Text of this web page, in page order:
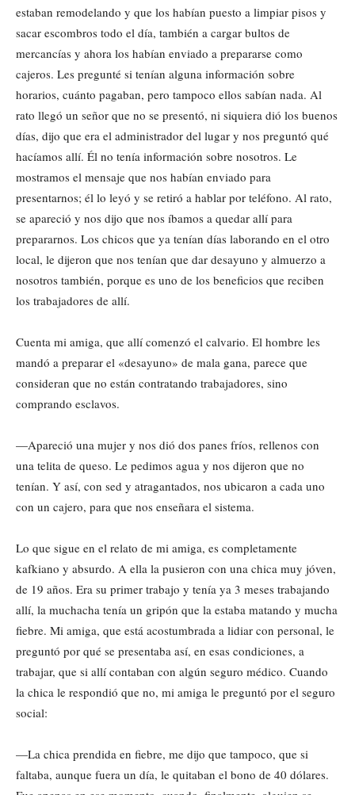
estaban remodelando y que los habían puesto a limpiar pisos y
sacar escombros todo el día, también a cargar bultos de
mercancías y ahora los habían enviado a prepararse como
cajeros. Les pregunté si tenían alguna información sobre
horarios, cuánto pagaban, pero tampoco ellos sabían nada. Al
rato llegó un señor que no se presentó, ni siquiera dió los buenos
días, dijo que era el administrador del lugar y nos preguntó qué
hacíamos allí. Él no tenía información sobre nosotros. Le
mostramos el mensaje que nos habían enviado para
presentarnos; él lo leyó y se retiró a hablar por teléfono. Al rato,
se apareció y nos dijo que nos íbamos a quedar allí para
prepararnos. Los chicos que ya tenían días laborando en el otro
local, le dijeron que nos tenían que dar desayuno y almuerzo a
nosotros también, porque es uno de los beneficios que reciben
los trabajadores de allí.
Cuenta mi amiga, que allí comenzó el calvario. El hombre les
mandó a preparar el «desayuno» de mala gana, parece que
consideran que no están contratando trabajadores, sino
comprando esclavos.
—Apareció una mujer y nos dió dos panes fríos, rellenos con
una telita de queso. Le pedimos agua y nos dijeron que no
tenían. Y así, con sed y atragantados, nos ubicaron a cada uno
con un cajero, para que nos enseñara el sistema.
Lo que sigue en el relato de mi amiga, es completamente
kafkiano y absurdo. A ella la pusieron con una chica muy jóven,
de 19 años. Era su primer trabajo y tenía ya 3 meses trabajando
allí, la muchacha tenía un gripón que la estaba matando y mucha
fiebre. Mi amiga, que está acostumbrada a lidiar con personal, le
preguntó por qué se presentaba así, en esas condiciones, a
trabajar, que si allí contaban con algún seguro médico. Cuando
la chica le respondió que no, mi amiga le preguntó por el seguro
social:
—La chica prendida en fiebre, me dijo que tampoco, que si
faltaba, aunque fuera un día, le quitaban el bono de 40 dólares.